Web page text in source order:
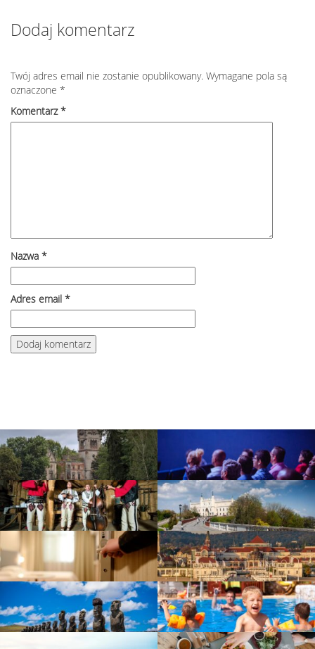
Dodaj komentarz
Twój adres email nie zostanie opublikowany. Wymagane pola są
oznaczone *
Komentarz*
Nazwa *
Adres email *